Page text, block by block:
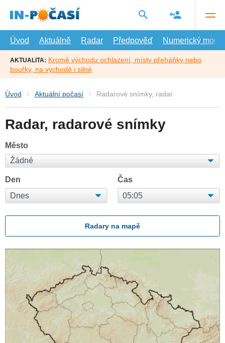
hlavní
Úvod
Aktuálně Radar Předpověď Numerický model
AKTUALITA: Kromě východu ochlazení, místy přeháňky nebo
bouřky, na východě i silné
Úvod Aktuální počasí Radarové snímky, radar
Radar, radarové snímky
Město
Den Čas
Radary na mapě